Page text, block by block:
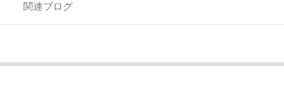
関連ブログ